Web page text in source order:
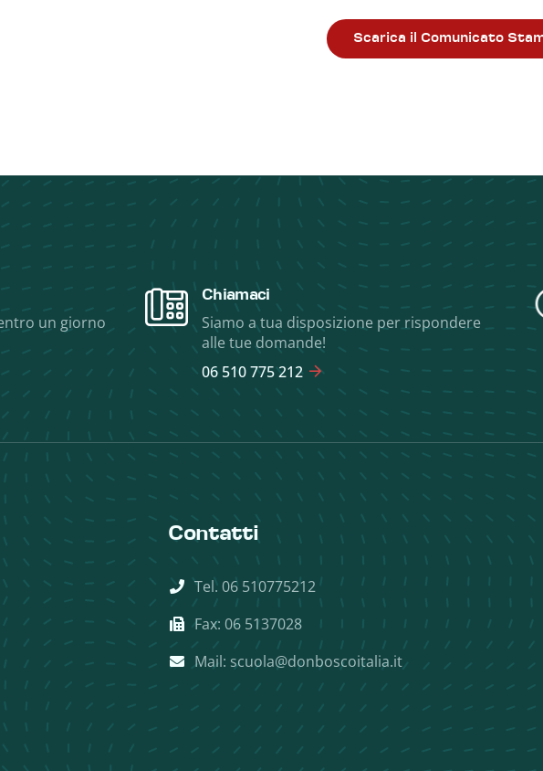
Scarica il Comunicato
un giorno
Chiamaci
Siamo a tua disposizione per rispondere
alle tue domande!
06 510 775 212
Contatti
Tel. 06 510775212
Fax: 06 5137028
Mail: scuola@donboscoitalia.it